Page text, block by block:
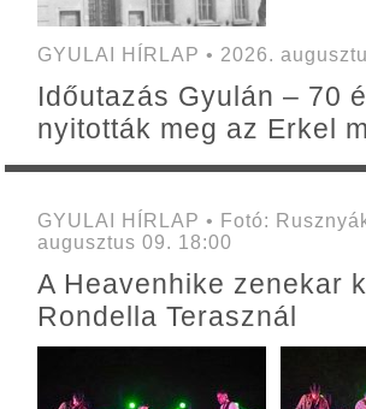
GYULAI HÍRLAP • 2026.
Időutazás Gyulán – 70
nyitották meg az Erkel
GYULAI HÍRLAP • Fotó:
augusztus 09. 18:00
A Heavenhike zenekar
Rondella Terasznál